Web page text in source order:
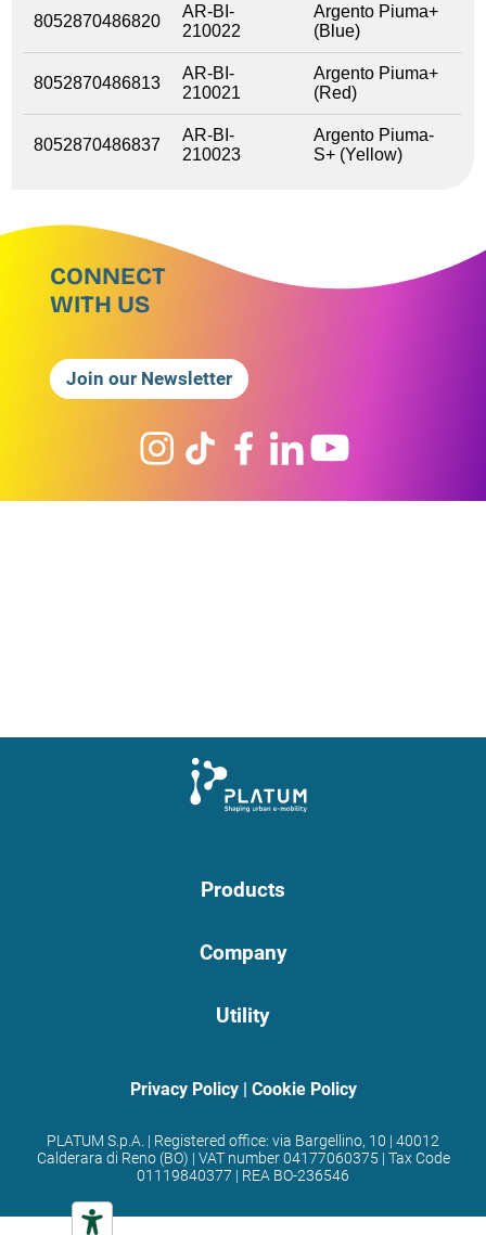
8052870486820
AR-BI-
210022
Argento Piuma+
(Blue)
8052870486813
AR-BI-
210021
Argento Piuma+
(Red)
8052870486837
AR-BI-
210023
Argento Piuma-
S+ (Yellow)
CONNECT
WITH US
Join our Newsletter
Products
Company
Utility
Privacy Policy| Cookie Policy
PLATUM S.p.A. | Registered office: via Bargellino, 10 | 40012
Calderara di Reno (BO) | VAT number 04177060375 | Tax Code
01119840377 | REA BO-236546